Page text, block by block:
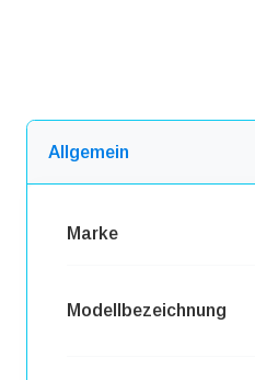
Allgemein
Marke
Modellbezeichnung